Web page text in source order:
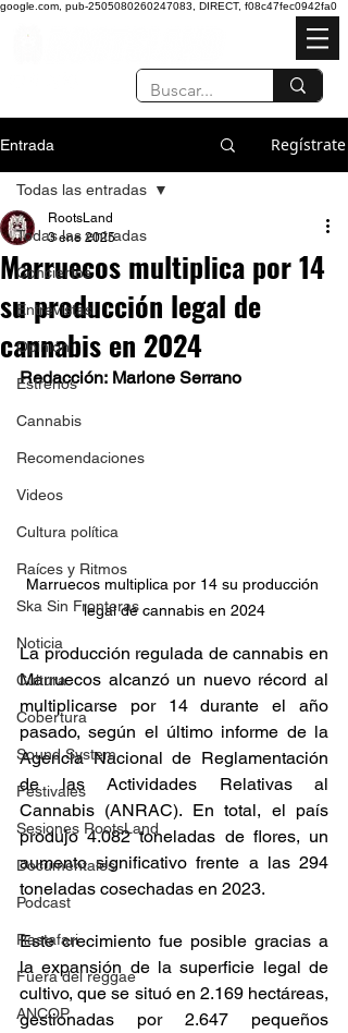
google.com, pub-2505080260247083, DIRECT, f08c47fec0942fa0
Entrada Regístrate
Todas las entradas
Conciertos
Entrevistas
Opinión
Estrenos
Cannabis
Recomendaciones
Videos
Cultura política
Raíces y Ritmos
Ska Sin Fronteras
Noticia
Cultura
Cobertura
Sound System
Festivales
Sesiones RootsLand
Documentales
Podcast
Rastafari
Fuera del reggae
ANCOP
Todas las entradas
Marruecos multiplica por 14
su producción legal de
cannabis en 2024
RootsLand
3 ene 2025
Redacción: Marlone Serrano
Marruecos multiplica por 14 su producción
legal de cannabis en 2024
La producción regulada de cannabis en
Marruecos alcanzó un nuevo récord al
multiplicarse por 14 durante el año
pasado, según el último informe de la
Agencia Nacional de Reglamentación
de las Actividades Relativas al
Cannabis (ANRAC). En total, el país
produjo 4.082 toneladas de flores, un
aumento significativo frente a las 294
toneladas cosechadas en 2023.
Este crecimiento fue posible gracias a
la expansión de la superficie legal de
cultivo, que se situó en 2.169 hectáreas,
gestionadas por 2.647 pequeños